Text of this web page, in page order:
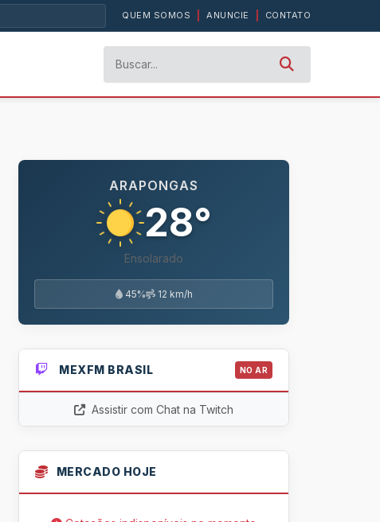
QUEM SOMOS ANUNCIE CONTATO
ARAPONGAS
28°
Ensolarado
45% 12 km/h
MEXFM BRASIL NO AR
Assistir com Chat na Twitch
MERCADO HOJE